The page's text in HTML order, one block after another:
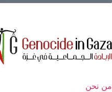
من نحن